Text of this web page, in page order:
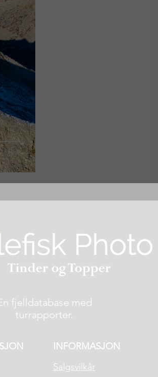
fjelldatabase med
turrapporter.
INFORMASJON
Salgsvilkår